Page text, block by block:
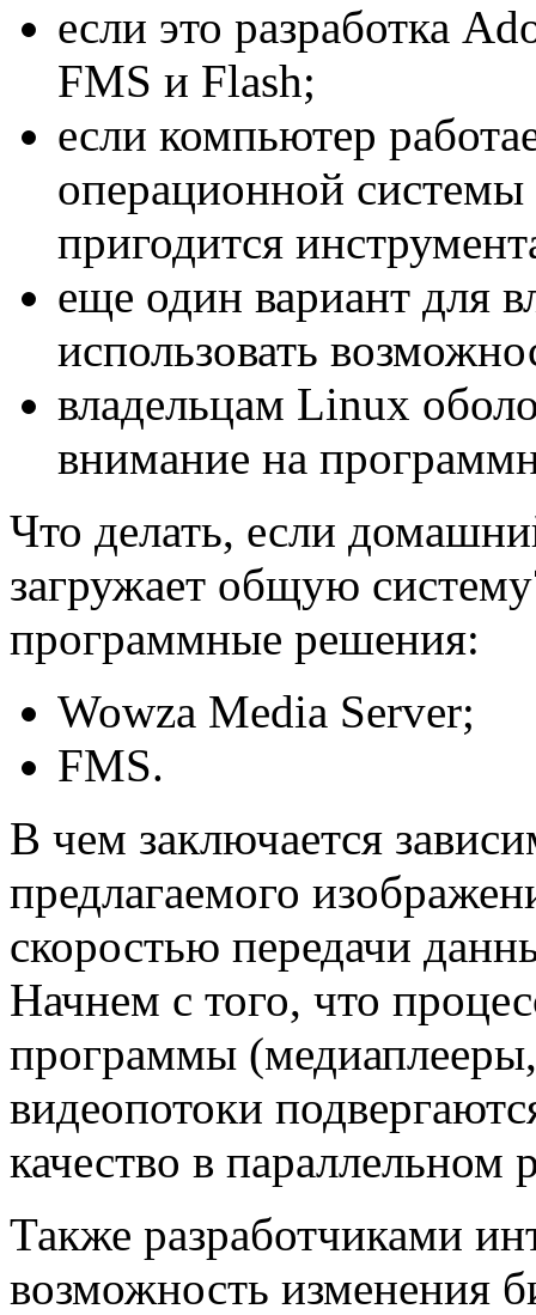
если это разработка
FMS и Flash;
если компьютер
операционной
пригодится
еще один вариант для
использовать
владельцам Linux
внимание на
Что делать, если
загружает общую
программные решения:
Wowza Media Server;
FMS.
В чем заключается
предлагаемого
скоростью передачи
Начнем с того, что
программы
видеопотоки
качество в параллельном
Также разработчиками
возможность изменения